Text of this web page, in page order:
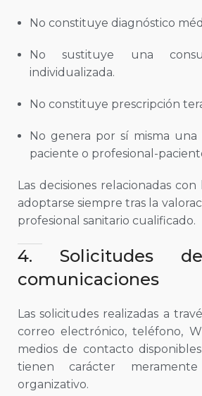
No constituye diagnóstico
No sustituye una
individualizada.
No constituye prescripción
No genera por sí misma una
paciente o profesional-
Las decisiones relacionadas
adoptarse siempre tras la
profesional sanitario cualificado.
4. Solicitudes
comunicaciones
Las solicitudes realizadas a
correo electrónico, teléfono,
medios de contacto
tienen carácter
organizativo.